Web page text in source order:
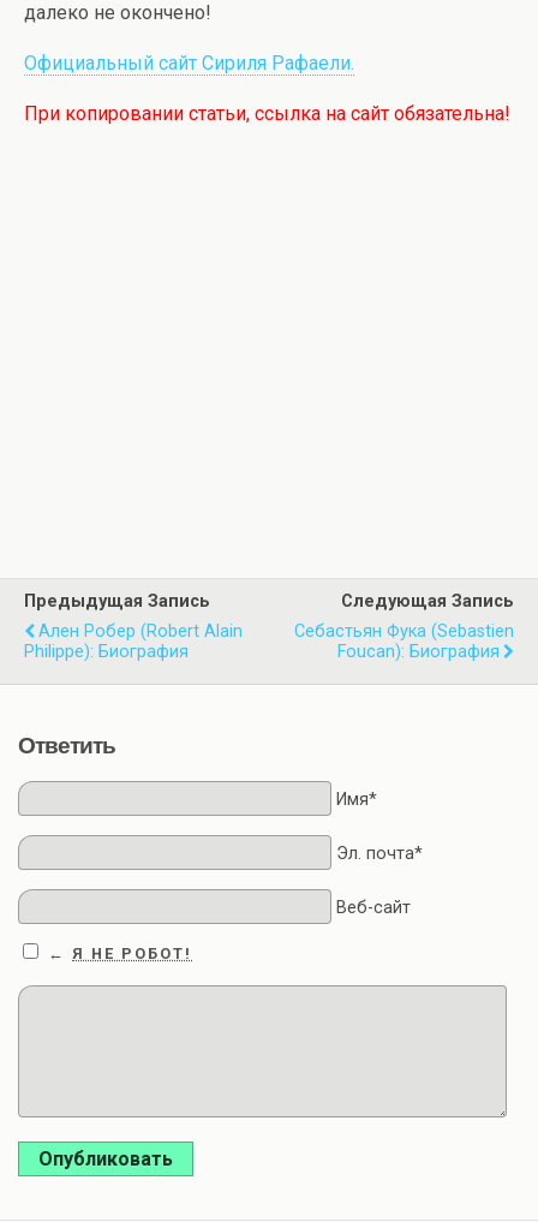
далеко не окончено!
Официальный сайт Сириля Рафаели.
При копировании статьи, ссылка на сайт обязательна!
Предыдущая Запись
Ален Робер (Robert Alain
Philippe): Биография
Следующая Запись
Себастьян Фука (Sebastien
Foucan): Биография
Ответить
Имя*
Эл. почта*
Веб-сайт
← Я НЕ РОБОТ!
Опубликовать